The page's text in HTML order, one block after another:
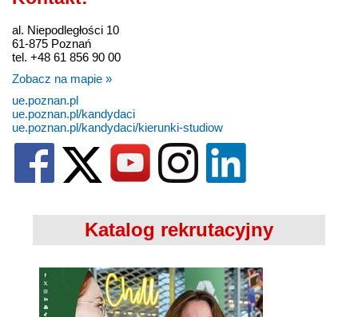
al. Niepodległości 10
61-875 Poznań
tel. +48 61 856 90 00
Zobacz na mapie »
ue.poznan.pl
ue.poznan.pl/kandydaci
ue.poznan.pl/kandydaci/kierunki-studiow
Katalog rekrutacyjny